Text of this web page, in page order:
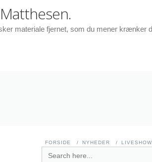
materiale fjernet, som du mener krænker
FORSIDE NYHEDER
SEARCH
FOR: